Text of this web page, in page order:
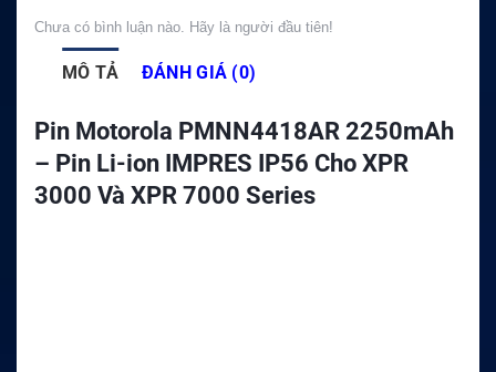
Chưa có bình luận nào. Hãy là người đầu tiên!
MÔ TẢ ĐÁNH GIÁ (0)
Pin Motorola PMNN4418AR 2250mAh
– Pin Li-ion IMPRES IP56 Cho XPR
3000 Và XPR 7000 Series